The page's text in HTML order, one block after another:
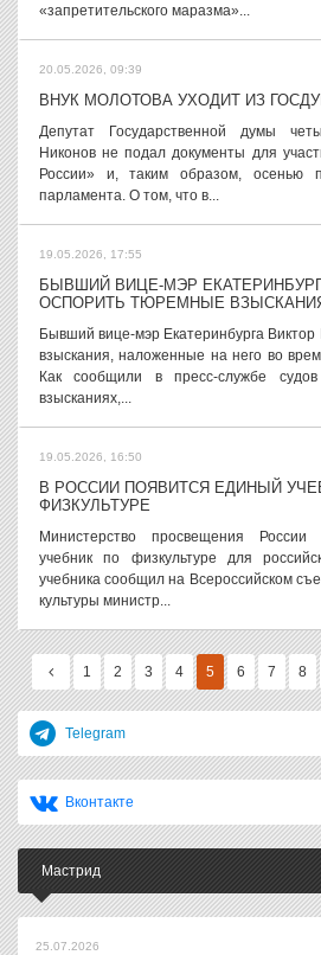
«запретительского маразма»...
20.05.2026, 09:39
ВНУК МОЛОТОВА УХОДИТ ИЗ
Депутат Государственной думы
Никонов не подал документы для
России» и, таким образом, осенью
парламента. О том, что в...
19.05.2026, 17:55
БЫВШИЙ ВИЦЕ-МЭР
ОСПОРИТЬ ТЮРЕМНЫЕ
Бывший вице-мэр Екатеринбурга Виктор
взыскания, наложенные на него во
Как сообщили в пресс-службе
взысканиях,...
19.05.2026, 16:50
В РОССИИ ПОЯВИТСЯ ЕДИНЫЙ
ФИЗКУЛЬТУРЕ
Министерство просвещения России
учебник по физкультуре для
учебника сообщил на Всероссийском
культуры министр...
1 2 3 4 5 6 7 8
Telegram
Вконтакте
Мастрид
25.07.2026